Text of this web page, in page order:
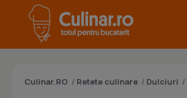
Culinar.RO / Retete culinare / Dulciuri /